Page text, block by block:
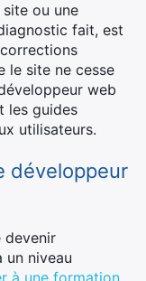
ou une
fait, est
le site ne cesse
web
les guides
utilisateurs.
développeur
devenir
un niveau
à une formation